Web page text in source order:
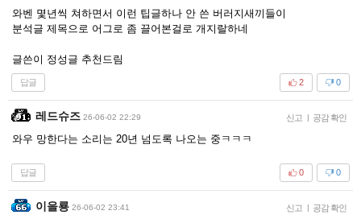
와벤 몇년씩 쳐하면서 이런 팁글하나 안 쓴 버러지새끼들이
분석글 제목으로 어그로 좀 끌어본걸로 개지랄하네
글쓴이 정성글 추천드림
답글 0
2
레드슈즈 26-06-02 22:29 신고 | 공감 확인
와우 망한다는 소리는 20년 넘도록 나오는 중ㅋㅋㅋ
답글 0
0
이을룡 26-06-02 23:41 신고 | 공감 확인